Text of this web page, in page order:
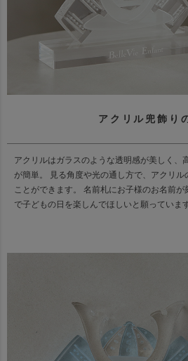
アクリル兜飾り
アクリルはガラスのような透明感が美しく、
が簡単。 見る角度や光の通し方で、アクリ
ことができます。 名前札にお子様のお名前
で子どもの日を楽しんでほしいと願っています